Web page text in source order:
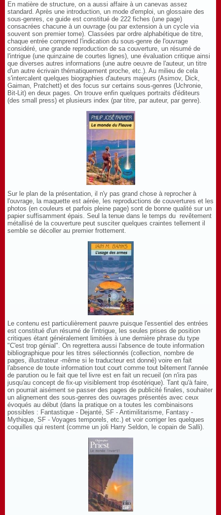
En matière de structure, on a aussi affaire à un canevas assez
standard. Après une introduction, un mode d'emploi, un glossaire des
sous-genres, ce guide est constitué de 222 fiches (une page)
consacrées chacune à un ouvrage (ou par extension à un cycle via
souvent son premier tome). Classées par ordre alphabétique de titre,
chaque entrée comprend l'indication du sous-genre de l'ouvrage
considéré, une grande reproduction de sa couverture, un résumé de
l'intrigue (une quinzaine de courtes lignes), une évaluation critique ainsi
que diverses autres informations (une autre oeuvre de l'auteur, un titre
d'un autre écrivain thématiquement proche, etc.). Au milieu de cela
s'intercalent quelques biographies d'auteurs majeurs (Asimov, Dick,
Gaiman, Pratchett) et des focus sur certains sous-genres (Uchronie,
Bit-Lit) en deux pages. On trouve enfin quelques portraits d'éditeurs
(des small press) et plusieurs index (par titre, par auteur, par genre).
Sur le plan de la présentation, il n'y pas grand chose à reprocher à
l'ouvrage, la maquette est aérée, les reproductions de couvertures et les
photos (en couleurs et parfois pleine page) sont de bonne qualité sur un
papier suffisamment épais. Seul la tenue dans le temps du revêtement
métallisé de la couverture peut susciter quelques craintes tellement il
semble se décoller au premier frottement.
Le contenu est particulièrement pauvre puisque l'essentiel des entrées
est constitué d'un résumé de l'intrigue, les seules prises de position
critiques étant généralement limitées à une dernière phrase du type
"C'est trop génial". On regrettera aussi l'absence de toute information
bibliographique pour les titres sélectionnés (collection, nombre de
pages, illustrateur -même si le traducteur est donné) voire en fait
l'absence de toute information tout court comme tout bêtement l'année
de parution ou le fait que tel livre est en fait un recueil (on n'ira pas
jusqu'au concept de fix-up visiblement trop ésotérique). Tant qu'à faire,
on pourrait aisément se passer des pages de publicité finales, souhaiter
un alignement des sous-genres des ouvrages présentés avec ceux
évoqués au début (dans la pratique on a toutes les combinaisons
possibles : Fantastique - Dejanté, SF - Antimilitarisme, Fantasy -
Mythique, SF - Voyages temporels, etc.) et voir corriger les quelques
coquilles qui restent (comme un joli Harry Seldon, le copain de Salli).